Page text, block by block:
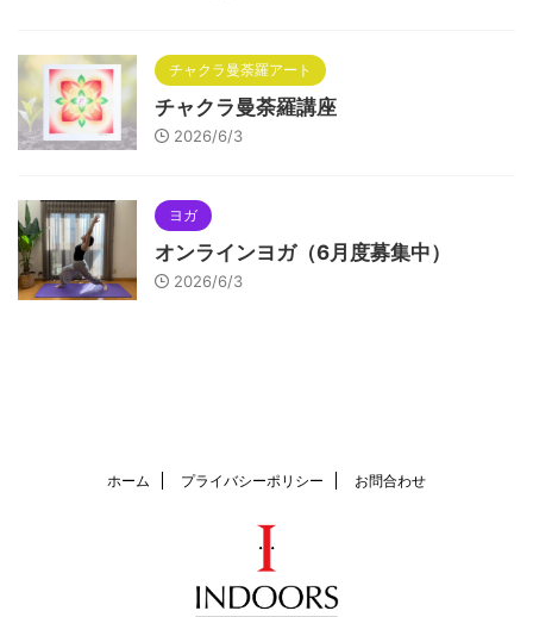
チャクラ曼荼羅アート
チャクラ曼荼羅講座
2026/6/3
ヨガ
オンラインヨガ（6月度募集中）
2026/6/3
ホーム プライバシーポリシー お問合わせ